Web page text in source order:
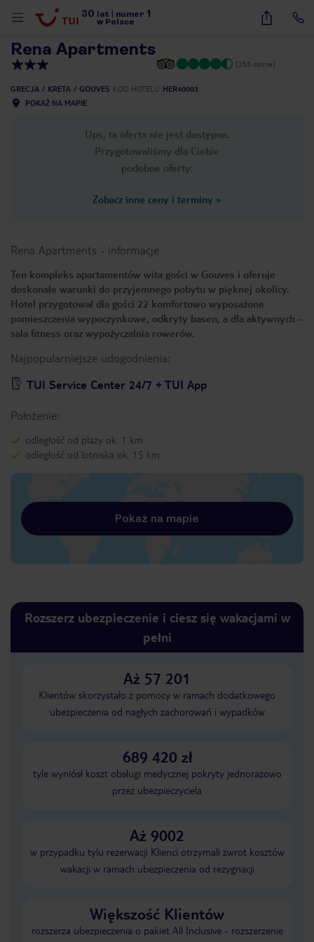
30 lat numer 1
w Polsce
15
Rena Apartments
(263 opinie)
GRECJA KRETA GOUVES KOD HOTELU HER40003
POKAŻ NA MAPIE
Ups, ta oferta nie jest dostępna.
Przygotowaliśmy dla Ciebie
podobne oferty:
Zobacz inne ceny i terminy »
Rena Apartments - informacje
Ten kompleks apartamentów wita gości w Gouves i oferuje
doskonałe warunki do przyjemnego pobytu w pięknej okolicy.
Hotel przygotował dla gości 22 komfortowo wyposażone
pomieszczenia wypoczynkowe, odkryty basen, a dla aktywnych –
sala fitness oraz wypożyczalnia rowerów.
Najpopularniejsze udogodnienia:
TUI Service Center 24/7 + TUI App
Położenie:
odległość od plaży ok. 1 km
odległość od lotniska ok. 15 km
Pokaż na mapie
Rozszerz ubezpieczenie i ciesz się wakacjami w
pełni
Aż 57 201
Klientów skorzystało z pomocy w ramach dodatkowego
ubezpieczenia od nagłych zachorowań i wypadków
689 420 zł
tyle wyniósł koszt obsługi medycznej pokryty jednorazowo
przez ubezpieczyciela
Aż 9002
w przypadku tylu rezerwacji Klienci otrzymali zwrot kosztów
wakacji w ramach ubezpieczenia od rezygnacji
Większość Klientów
rozszerza ubezpieczenia o pakiet All Inclusive - rozszerzenie